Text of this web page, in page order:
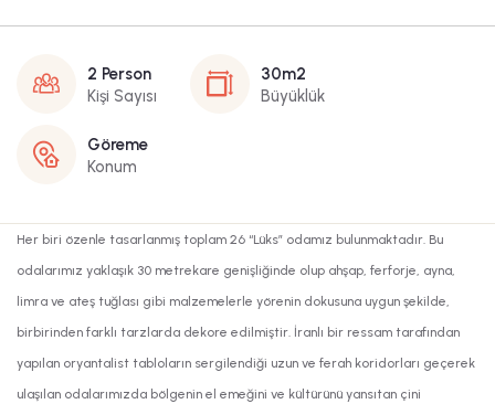
2 Person
Kişi Sayısı
30m2
Büyüklük
Göreme
Konum
Her biri özenle tasarlanmış toplam 26 “Lüks” odamız bulunmaktadır. Bu
odalarımız yaklaşık 30 metrekare genişliğinde olup ahşap, ferforje, ayna,
limra ve ateş tuğlası gibi malzemelerle yörenin dokusuna uygun şekilde,
birbirinden farklı tarzlarda dekore edilmiştir. İranlı bir ressam tarafından
yapılan oryantalist tabloların sergilendiği uzun ve ferah koridorları geçerek
ulaşılan odalarımızda bölgenin el emeğini ve kültürünü yansıtan çini